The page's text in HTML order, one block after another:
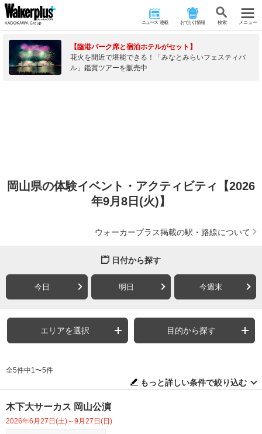
ニュース･連載 おでかけ情報 検 索 メニュー
【臨港パーク席と宿泊ホテルがセット】
花火を間近で堪能できる！「みなとみらいフェスティバ
ル」鑑賞ツアーを販売中
岡山県の体験イベント・アクティビティ【2026
年9月8日(火)】
ウォーカープラス掲載の駅・路線について
日付から探す
今日 明日 今週末
エリアを選択 目的から探す
全5件中1〜5件
もっと詳しい条件で絞り込む
木下大サーカス 岡山公演
2026年6月27日(土)～9月27日(日)